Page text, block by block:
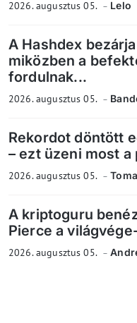
2026. augusztus 05. Lelo
A Hashdex
miközben a
fordulnak...
2026. augusztus 05.
Rekordot döntött
– ezt üzeni most a
2026. augusztus 05.
A kriptoguru
Pierce a
2026. augusztus 05.